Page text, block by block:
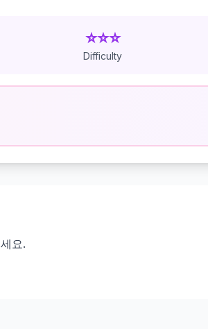
⭐⭐⭐
Difficulty
요.